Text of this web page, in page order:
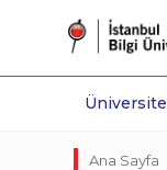
Üniversite
Ana Sayfa